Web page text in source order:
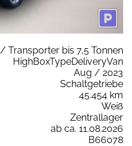
Transporter bis 7,5 Tonnen
HighBoxTypeDeliveryVan
Aug / 2023
Schaltgetriebe
45.454 km
Weiß
Zentrallager
ab ca. 11.08.2026
B66078